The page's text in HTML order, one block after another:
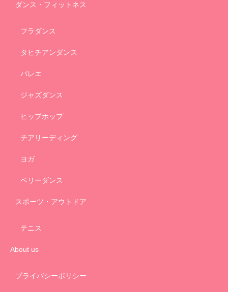
ダンス・フィットネス
フラダンス
タヒチアンダンス
バレエ
ジャズダンス
ヒップホップ
チアリーディング
ヨガ
ベリーダンス
スポーツ・アウトドア
テニス
About us
プライバシーポリシー